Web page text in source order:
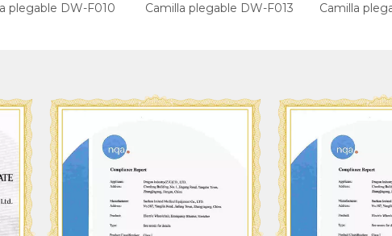
plegable DW-F013 Camilla plegable DW-F007T